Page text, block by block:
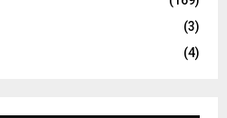
(3)
(4)